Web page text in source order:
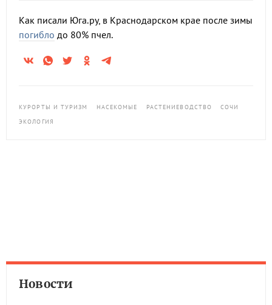
Как писали Юга.ру, в Краснодарском крае после зимы
погибло до 80% пчел.
КУРОРТЫ И ТУРИЗМ НАСЕКОМЫЕ РАСТЕНИЕВОДСТВО
СОЧИ
ЭКОЛОГИЯ
Новости